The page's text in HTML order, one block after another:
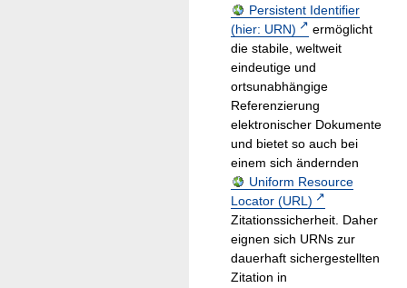
Persistent Identifier
(hier: URN)
ermöglicht
die stabile, weltweit
eindeutige und
ortsunabhängige
Referenzierung
elektronischer Dokumente
und bietet so auch bei
einem sich ändernden
Uniform Resource
Locator (URL)
Zitationssicherheit. Daher
eignen sich URNs zur
dauerhaft sichergestellten
Zitation in